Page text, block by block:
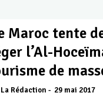
Maroc tente
l’Al-
de
La Rédaction 29 mai 2017